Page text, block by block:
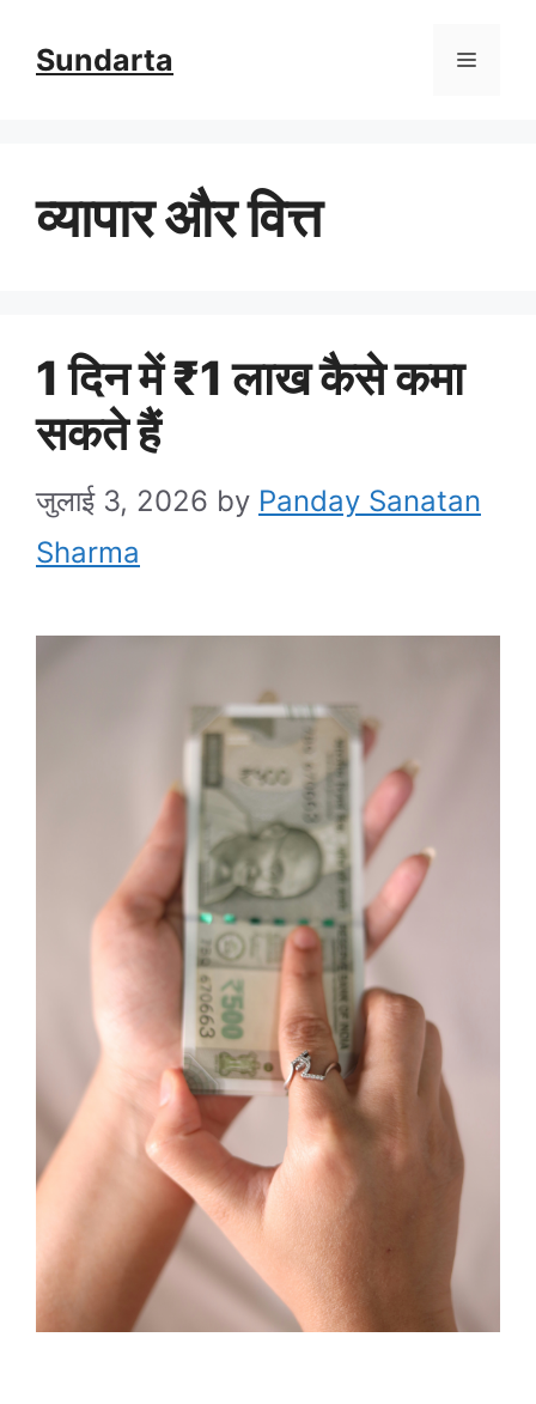
Sundarta Menu
व्यापार और वित्त
1 दिन में ₹1 लाख कैसे कमा
सकते हैं
जुलाई 3, 2026 by Panday Sanatan
Sharma